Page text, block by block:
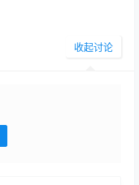
收起讨论